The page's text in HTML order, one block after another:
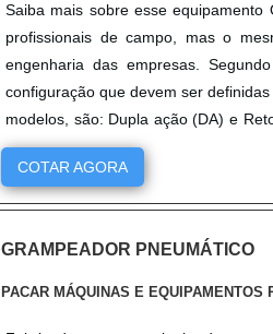
Saiba mais sobre esse
profissionais de campo, mas o
engenharia das empresas.
configuração que devem ser
modelos, são: Dupla ação (DA) e
N....
COTAR AGORA
GRAMPEADOR PNEUMÁTICO
PACAR MÁQUINAS E EQUIPAMENTOS